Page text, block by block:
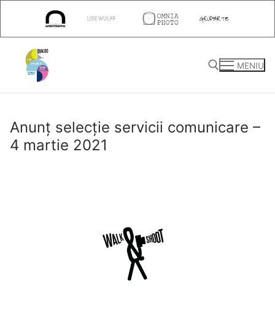
conținut
MENIU
Anunț selecție servicii comunicare –
4 martie 2021